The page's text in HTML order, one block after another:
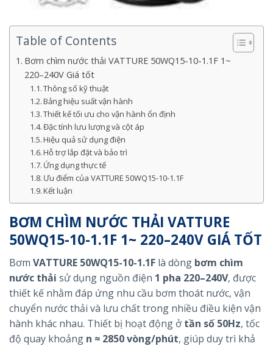
Table of Contents
Bơm chìm nước thải VATTURE 50WQ15-10-1.1F 1~
220–240V Giá tốt
Thông số kỹ thuật
Bảng hiệu suất vận hành
Thiết kế tối ưu cho vận hành ổn định
Đặc tính lưu lượng và cột áp
Hiệu quả sử dụng điện
Hỗ trợ lắp đặt và bảo trì
Ứng dụng thực tế
Ưu điểm của VATTURE 50WQ15-10-1.1F
Kết luận
BƠM CHÌM NƯỚC THẢI VATTURE
50WQ15-10-1.1F 1~ 220–240V GIÁ TỐT
Bơm VATTURE 50WQ15-10-1.1F là dòng bơm chìm
nước thải sử dụng nguồn điện 1 pha 220–240V, được
thiết kế nhằm đáp ứng nhu cầu bơm thoát nước, vận
chuyển nước thải và lưu chất trong nhiều điều kiện vận
hành khác nhau. Thiết bị hoạt động ở tần số 50Hz, tốc
độ quay khoảng n ≈ 2850 vòng/phút, giúp duy trì khả